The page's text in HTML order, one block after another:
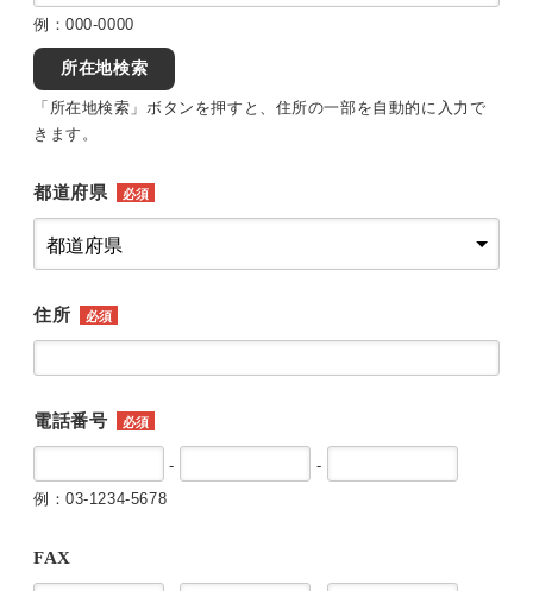
例：000-0000
所在地検索
「所在地検索」ボタンを押すと、住所の一部を自動的に入力で
きます。
都道府県 必須
住所 必須
電話番号 必須
-
-
例：03-1234-5678
FAX